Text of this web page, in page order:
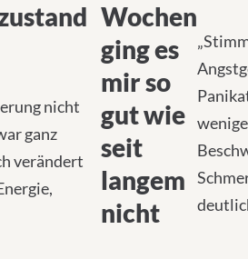
nicht
ganz
verändert
Wochen
ging es
mir so
gut wie
seit
langem
nicht